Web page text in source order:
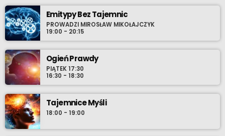
muzycznych. Stamtąd rzeką bardziej świadomych wyborów
wieku młodzieńczego, wprost do oceanu współczesności gdzie
szanse wyłowienia najnowszego, osobistego przeboju zdają się
być nieskończone. Nie chowaj zatem w środowy wieczór
swoich przyborów do relaksu i ustaw radio-komputer na Radio
Cenzura o 21:30 polskiego czasu.
Emitypy Bez Tajemnic
PROWADZI MIROSŁAW MIKOŁAJCZYK
19:00 - 20:15
Ogień Prawdy
PIĄTEK 17:30
16:30 - 18:30
Tajemnice Myśli
18:00 - 19:00